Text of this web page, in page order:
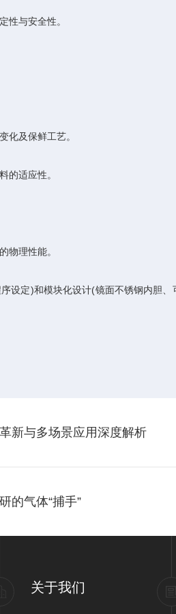
与安全性。
及保鲜工艺。
适应性。
理性能。
定)和模块化设计(镜面不锈钢内胆、
新与多场景应用深度解析
的气体“捕手”
关于我们